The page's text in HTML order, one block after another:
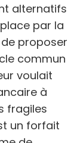
alternatifs
par la
proposer
commun
voulait
à
fragiles
un forfait